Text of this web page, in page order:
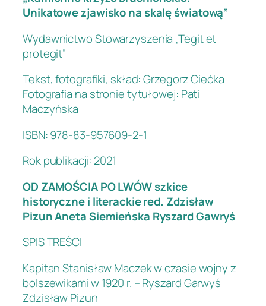
Unikatowe zjawisko na skalę światową”
Wydawnictwo Stowarzyszenia „Tegit et
protegit”
Tekst, fotografiki, skład: Grzegorz Ciećka
Fotografia na stronie tytułowej: Pati
Maczyńska
ISBN: 978-83-957609-2-1
Rok publikacji: 2021
OD ZAMOŚCIA PO LWÓW szkice
historyczne i literackie red. Zdzisław
Pizun Aneta Siemieńska Ryszard Gawryś
SPIS TREŚCI
Kapitan Stanisław Maczek w czasie wojny z
bolszewikami w 1920 r. – Ryszard Garwyś
Zdzisław Pizun